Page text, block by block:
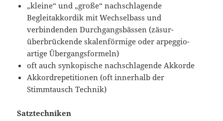
„kleine“ und „große“ nachschlagende
Begleitakkordik mit Wechselbass und
verbindenden Durchgangsbässen (zäsur-
überbrückende skalenförmige oder arpeggio-
artige Übergangsformeln)
oft auch synkopische nachschlagende Akkorde
Akkordrepetitionen (oft innerhalb der
Stimmtausch Technik)
Satztechniken